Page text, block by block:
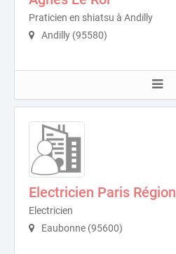
Praticien en shiatsu à Andilly
Andilly (95580)
Electricien Paris Région
Electricien
Eaubonne (95600)